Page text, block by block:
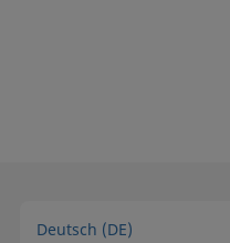
Deutsch (DE)